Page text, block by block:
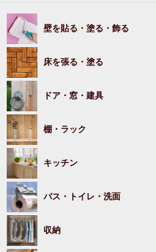
壁を貼る・塗る・飾る
床を張る・塗る
ドア・窓・建具
棚・ラック
キッチン
バス・トイレ・洗面
収納